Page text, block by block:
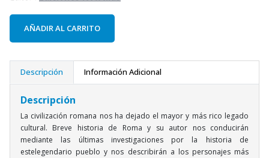
AÑADIR AL CARRITO
Descripción Información Adicional
Descripción
La civilización romana nos ha dejado el mayor y más rico legado
cultural. Breve historia de Roma y su autor nos conducirán
mediante las últimas investigaciones por la historia de
estelegendario pueblo y nos describirán a los personajes más